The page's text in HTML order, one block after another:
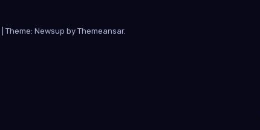
Theme: Newsup by Themeansar.